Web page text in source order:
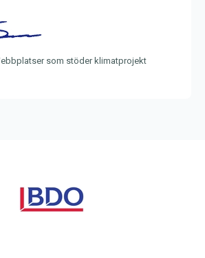
som stöder klimatprojekt